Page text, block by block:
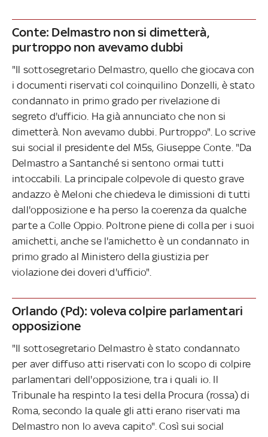
Conte: Delmastro non si dimetterà,
purtroppo non avevamo dubbi
"Il sottosegretario Delmastro, quello che giocava con
i documenti riservati col coinquilino Donzelli, è stato
condannato in primo grado per rivelazione di
segreto d'ufficio. Ha già annunciato che non si
dimetterà. Non avevamo dubbi. Purtroppo". Lo scrive
sui social il presidente del M5s, Giuseppe Conte. "Da
Delmastro a Santanché si sentono ormai tutti
intoccabili. La principale colpevole di questo grave
andazzo è Meloni che chiedeva le dimissioni di tutti
dall'opposizione e ha perso la coerenza da qualche
parte a Colle Oppio. Poltrone piene di colla per i suoi
amichetti, anche se l'amichetto è un condannato in
primo grado al Ministero della giustizia per
violazione dei doveri d'ufficio".
Orlando (Pd): voleva colpire parlamentari
opposizione
"Il sottosegretario Delmastro è stato condannato
per aver diffuso atti riservati con lo scopo di colpire
parlamentari dell'opposizione, tra i quali io. Il
Tribunale ha respinto la tesi della Procura (rossa) di
Roma, secondo la quale gli atti erano riservati ma
Delmastro non lo aveva capito". Così sui social